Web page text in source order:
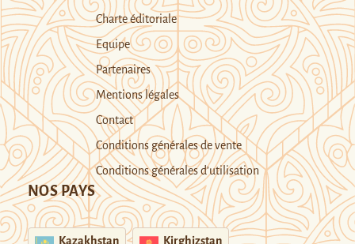
Charte éditoriale
Equipe
Partenaires
Mentions légales
Contact
Conditions générales de vente
Conditions générales d’utilisation
NOS PAYS
Kazakhstan Kirghizstan